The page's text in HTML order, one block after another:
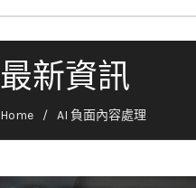
最新資訊
Home AI 負面內容處理